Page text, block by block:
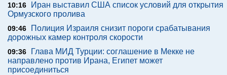
10:16
Иран выставил США список условий для открытия
Ормузского пролива
09:46
Полиция Израиля снизит пороги срабатывания
дорожных камер контроля скорости
09:36
Глава МИД Турции: соглашение в Мекке не
направлено против Ирана, Египет может
присоединиться